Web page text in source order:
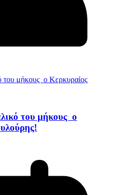
του μήκους ο